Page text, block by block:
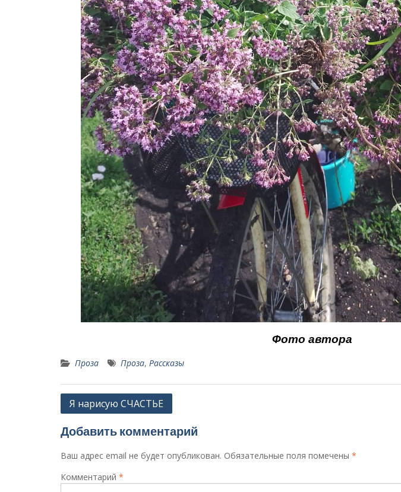
Фото автора
Проза Проза, Рассказы
Навигация
записям
Я нарисую СЧАСТЬЕ
Добавить комментарий
Ваш адрес email не будет опубликован. Обязательные поля помечены *
Комментарий *